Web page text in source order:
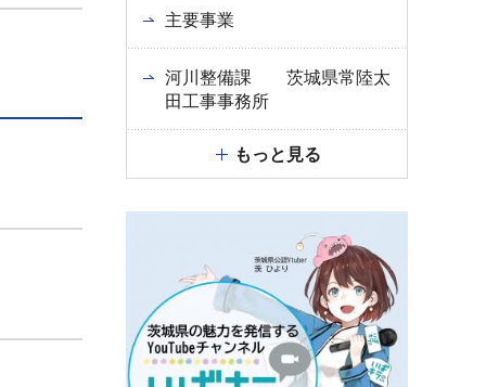
主要事業
河川整備課 茨城県常陸太
田工事事務所
もっと見る